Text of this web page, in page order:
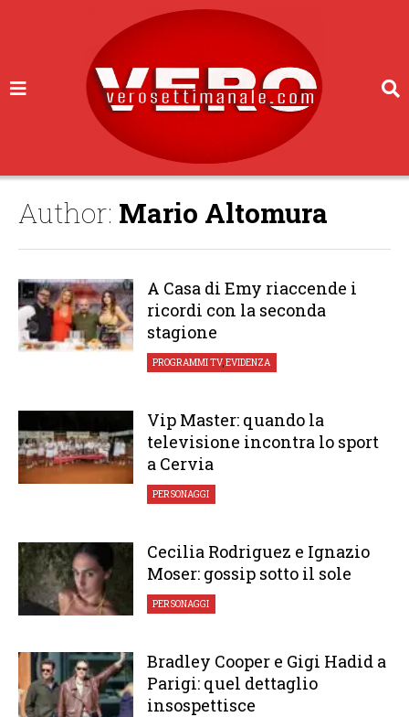
Author: Mario Altomura
A Casa di Emy riaccende i
ricordi con la seconda
stagione
PROGRAMMI TV,EVIDENZA
Vip Master: quando la
televisione incontra lo sport
a Cervia
PERSONAGGI
Cecilia Rodriguez e Ignazio
Moser: gossip sotto il sole
PERSONAGGI
Bradley Cooper e Gigi Hadid a
Parigi: quel dettaglio
insospettisce